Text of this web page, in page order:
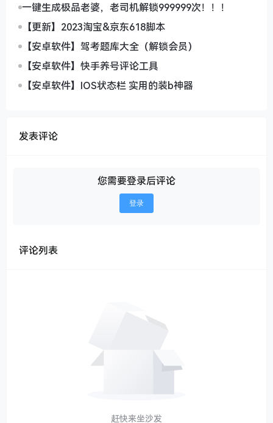
一键生成极品老婆，老司机解锁999999次！！！
【更新】2023淘宝&京东618脚本
【安卓软件】驾考题库大全（解锁会员）
【安卓软件】快手养号评论工具
【安卓软件】IOS状态栏 实用的装b神器
发表评论
您需要登录后评论
登录
评论列表
赶快来坐沙发